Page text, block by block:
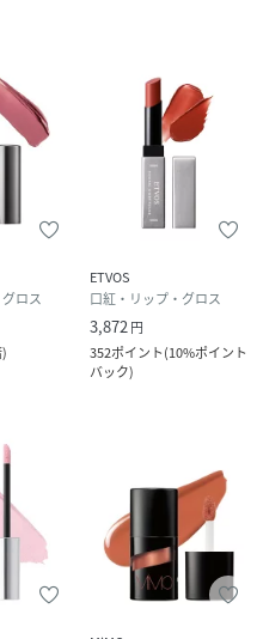
トリン、ヒマシ油、ミツロ
酵液、ジパルミトイルヒド
エキス、シロバナルーピン
ズベリー種子油/コハク酸
オールエステルズ、グリチ
イン、トコフェロール、グ
ミチン酸エチルヘキシル、
ール、ジメチルシリル化
グンジョウ、合成フルオロ
ン、酸化鉄、シリカ、水
酸化Al、マイカ、カルミン
ン、酸化鉄、シリカ、水酸
、酸化鉄、シリカ、カルミ
、酸化チタン、酸化鉄、シ
ロス
)
ETVOS
口紅・リップ・グロス
3,872円
352ポイント(10%ポイント
バック)